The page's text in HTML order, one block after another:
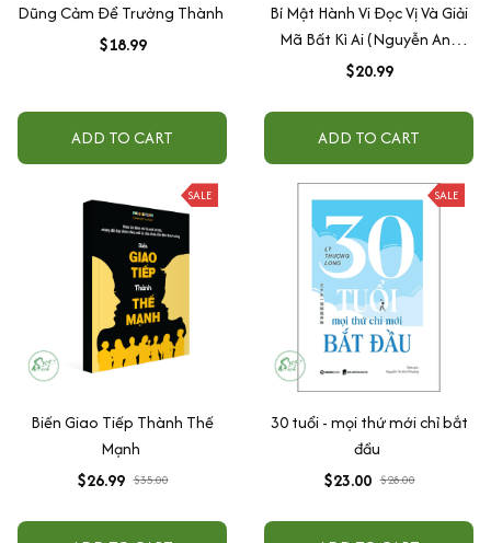
Dũng Cảm Để Trưởng Thành
$18.99
ADD TO CART
Bí Mật Hành Vi Đọc Vị Và Giải
Mã Bất Kì Ai (Nguyễn Anh
Dũng) - SBOOKS
$20.99
ADD TO CART
SALE
Biến Giao Tiếp Thành Thế
Mạnh
$26.99 $35.00
SALE
30 tuổi - mọi thứ mới chỉ bắt
đầu
$23.00 $28.00